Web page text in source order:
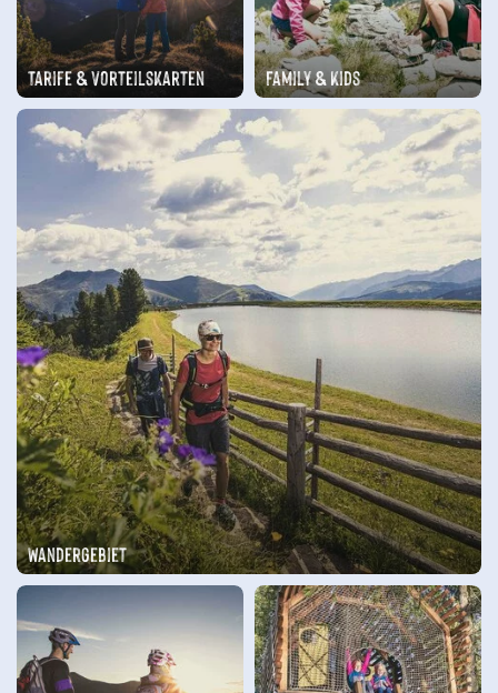
Tarife & Vorteilskarten Family & Kids
Wandergebiet